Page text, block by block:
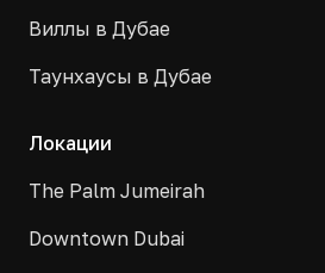
Виллы в Дубае
Таунхаусы в Дубае
Локации
The Palm Jumeirah
Downtown Dubai